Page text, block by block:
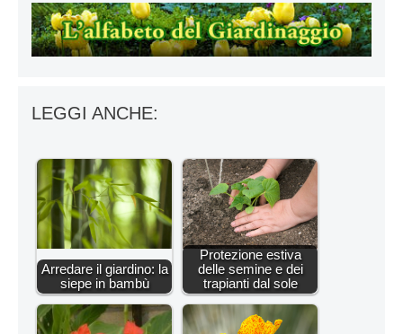
LEGGI ANCHE:
Arredare il giardino: la
siepe in bambù
Protezione estiva
delle semine e dei
trapianti dal sole